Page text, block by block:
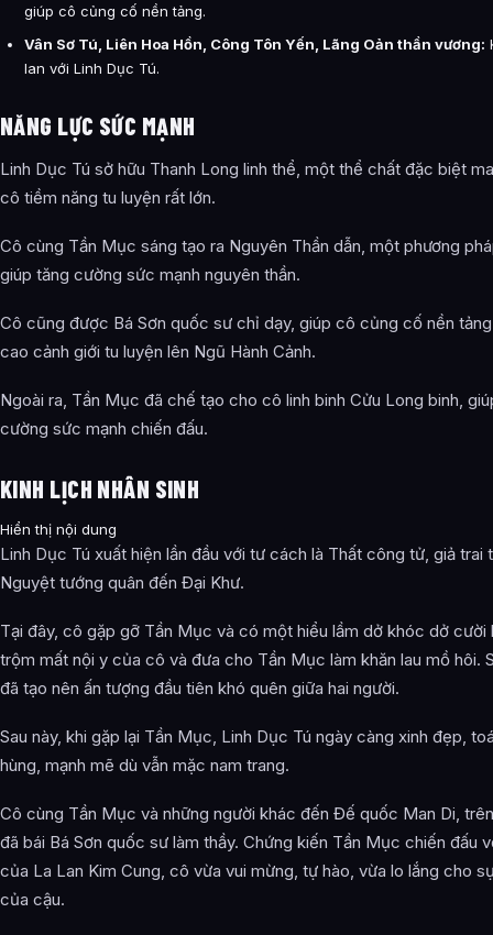
giúp cô củng cố nền tảng.
Vân Sơ Tú, Liên Hoa Hồn, Công Tôn Yến, Lãng Oản thần vương:
lan với Linh Dục Tú.
NĂNG LỰC SỨC MẠNH
Linh Dục Tú sở hữu Thanh Long linh thể, một thể chất đặc biệt
cô tiềm năng tu luyện rất lớn.
Cô cùng Tần Mục sáng tạo ra Nguyên Thần dẫn, một phương
giúp tăng cường sức mạnh nguyên thần.
Cô cũng được Bá Sơn quốc sư chỉ dạy, giúp cô củng cố nền
cao cảnh giới tu luyện lên Ngũ Hành Cảnh.
Ngoài ra, Tần Mục đã chế tạo cho cô linh binh Cửu Long binh,
cường sức mạnh chiến đấu.
KINH LỊCH NHÂN SINH
Hiển thị nội dung
Linh Dục Tú xuất hiện lần đầu với tư cách là Thất công tử, giả trai
Nguyệt tướng quân đến Đại Khư.
Tại đây, cô gặp gỡ Tần Mục và có một hiểu lầm dở khóc dở cười
trộm mất nội y của cô và đưa cho Tần Mục làm khăn lau mồ hôi.
đã tạo nên ấn tượng đầu tiên khó quên giữa hai người.
Sau này, khi gặp lại Tần Mục, Linh Dục Tú ngày càng xinh đẹp,
hùng, mạnh mẽ dù vẫn mặc nam trang.
Cô cùng Tần Mục và những người khác đến Đế quốc Man Di,
đã bái Bá Sơn quốc sư làm thầy. Chứng kiến Tần Mục chiến đấu
của La Lan Kim Cung, cô vừa vui mừng, tự hào, vừa lo lắng cho
của cậu.